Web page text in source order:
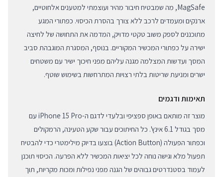
MagSafe, מה שמבטיח חיבור מהיר ועוצמתי למטענים אלחוטיים,
ארנקים ומעמדים לרכב ללא צורך בהסרת הכיסוי. כפתורי המגע
מתוכננים לספק משוב טקטי מדויק, המדמה את התחושה של לחיצה
ישירה על כפתורי המכשיר המקוריים. בנוסף, המסגרת המוגבהת סביב
המסך ועדשות המצלמה מגנה עליהם מפני חיכוך ישיר עם משטחים
ישרים ומניעת שריטות בלתי רצויות המתרחשות בשימוש שוטף.
תאימות ודגמים
מוצר זה מותאם באופן ספציפי ובלעדי לדגם ה-iPhone 15 Pro עם
מסך בגודל 6.1 אינץ'. כל החיתוכים עבור שקע הטעינה, הרמקולים
וכפתור הפעולה (Action Button) בוצעו בדיוק מילימטרי כדי להבטיח
תפעול מלא וגישה נוחה לכל יציאות המכשיר ללא הפרעה. הכיסוי תוכנן
לעמוד בסטנדרטים גבוהים של הגנה מפני נפילות ומכות מקריות, תוך